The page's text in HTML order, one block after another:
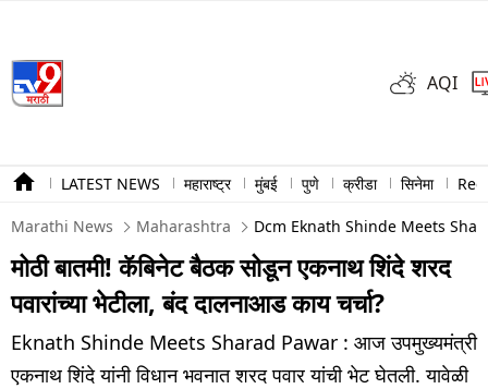
AQI
LATEST NEWS महाराष्ट्र मुंबई पुणे क्रीडा सिनेमा
Marathi News Maharashtra Dcm Eknath Shinde Meets
मोठी बातमी! कॅबिनेट बैठक सोडून एकनाथ शिंदे शरद
पवारांच्या भेटीला, बंद दालनाआड काय चर्चा?
Eknath Shinde Meets Sharad Pawar : आज उपमुख्यमंत्री
एकनाथ शिंदे यांनी विधान भवनात शरद पवार यांची भेट घेतली. यावेळी